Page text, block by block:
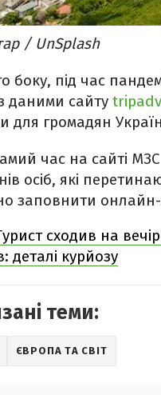
/ UnSplash
боку, під час
даними сайту
для громадян
час на сайті
осіб, які
заповнити
сходив на
деталі курйозу
теми:
ЄВРОПА ТА СВІТ